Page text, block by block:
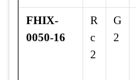
FHIX-
0050-16
R
c
2
G
2